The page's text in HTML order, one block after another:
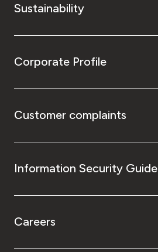
Sustainability
Corporate Profile
Customer complaints
Information Security Guide
Careers